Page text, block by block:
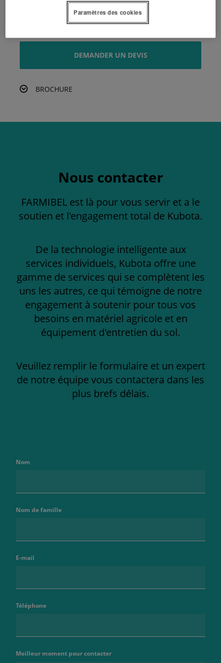
Version FOX-S, déport hydraulique de 18 cm à gauche
et à droite.
DEMANDER UN DEVIS
BROCHURE
Nous contacter
FARMIBEL est là pour vous servir et a le
soutien et l'engagement total de Kubota.
De la technologie intelligente aux
services individuels, Kubota offre une
gamme de services qui se complètent les
uns les autres, ce qui témoigne de notre
engagement à soutenir pour tous vos
besoins en matériel agricole et en
équipement d'entretien du sol.
Veuillez remplir le formulaire et un expert
de notre équipe vous contactera dans les
plus brefs délais.
Nom
Nom de famille
E-mail
Téléphone
Meilleur moment pour contacter
Paramètres des cookies